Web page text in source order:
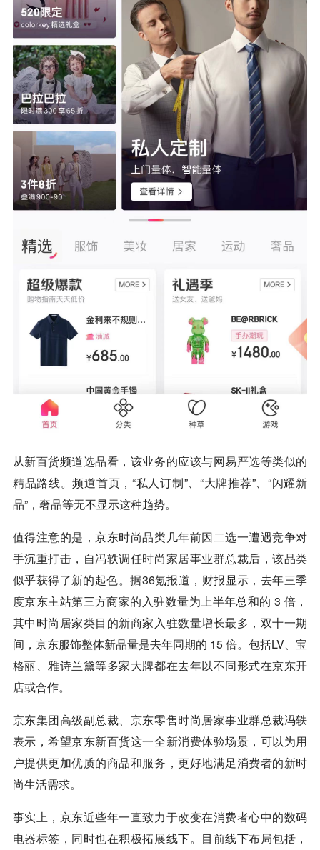
从新百货频道选品看，该业务的应该与网易严选等类似的
精品路线。频道首页，“私人订制”、“大牌推荐”、“闪耀新
品”，奢品等无不显示这种趋势。
值得注意的是，京东时尚品类几年前因二选一遭遇竞争对
手沉重打击，自冯轶调任时尚家居事业群总裁后，该品类
似乎获得了新的起色。据36氪报道，财报显示，去年三季
度京东主站第三方商家的入驻数量为上半年总和的 3 倍，
其中时尚居家类目的新商家入驻数量增长最多，双十一期
间，京东服饰整体新品量是去年同期的 15 倍。包括LV、宝
格丽、雅诗兰黛等多家大牌都在去年以不同形式在京东开
店或合作。
京东集团高级副总裁、京东零售时尚居家事业群总裁冯轶
表示，希望京东新百货这一全新消费体验场景，可以为用
户提供更加优质的商品和服务，更好地满足消费者的新时
尚生活需求。
事实上，京东近些年一直致力于改变在消费者心中的数码
电器标签，同时也在积极拓展线下。目前线下布局包括，